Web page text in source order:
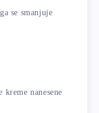
se smanjuje
nanesene